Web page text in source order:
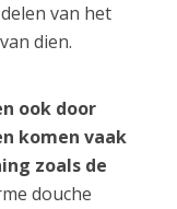
van het
dien.
ook door
komen vaak
zoals de
douche